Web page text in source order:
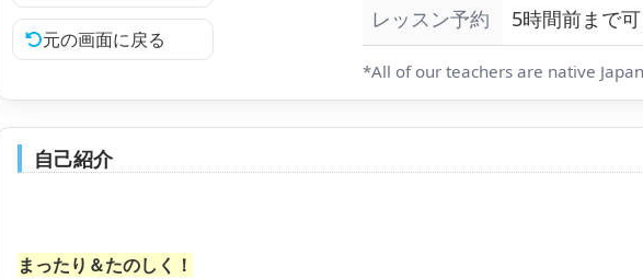
元の画面に戻る
レッスン予約
5時間前まで可
*All of our teachers are native
自己紹介
まったり＆たのしく！